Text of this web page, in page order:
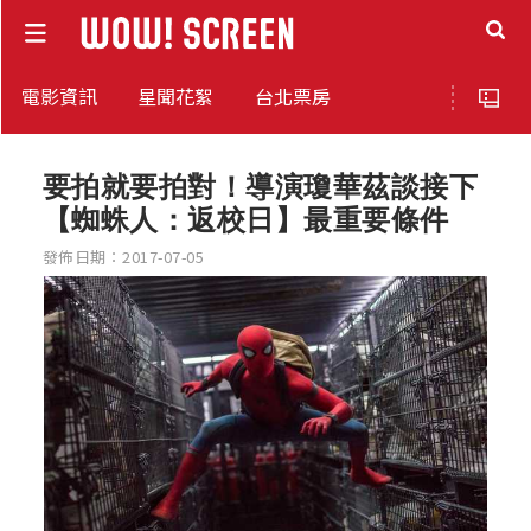
電影資訊 星聞花絮 台北票房
要拍就要拍對！導演瓊華茲談接下
【蜘蛛人：返校日】最重要條件
發佈日期：2017-07-05